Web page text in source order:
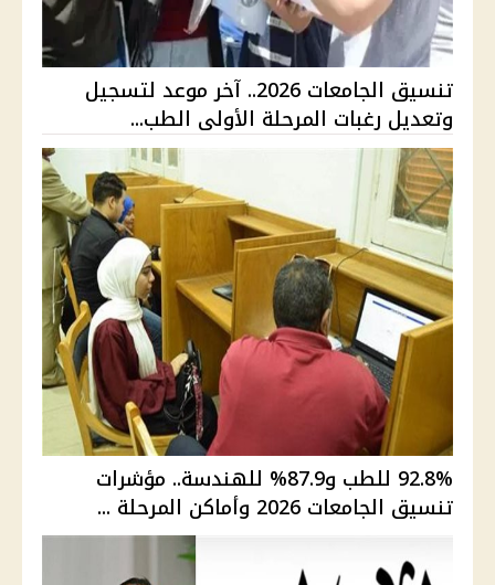
تنسيق الجامعات 2026.. آخر موعد لتسجيل
وتعديل رغبات المرحلة الأولى الطب...
92.8% للطب و87.9% للهندسة.. مؤشرات
تنسيق الجامعات 2026 وأماكن المرحلة ...